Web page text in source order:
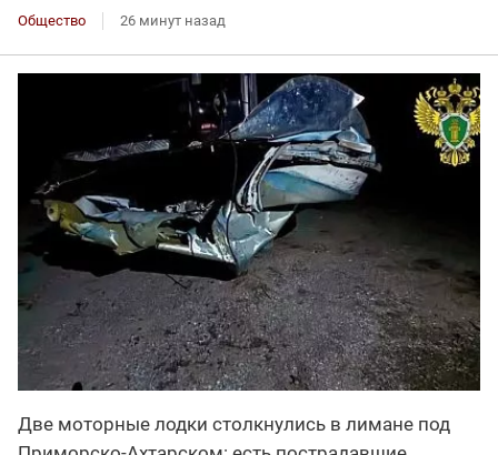
Общество 26 минут назад
Две моторные лодки столкнулись в лимане под